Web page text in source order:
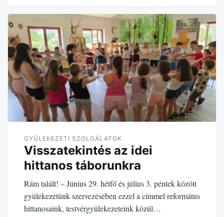
GYÜLEKEZETI SZOLGÁLATOK
Visszatekintés az idei
hittanos táborunkra
Rám talált! – Június 29. hétfő és július 3. péntek között
gyülekezetünk szervezésében ezzel a címmel református
hittanosaink, testvérgyülekezeteink közül…